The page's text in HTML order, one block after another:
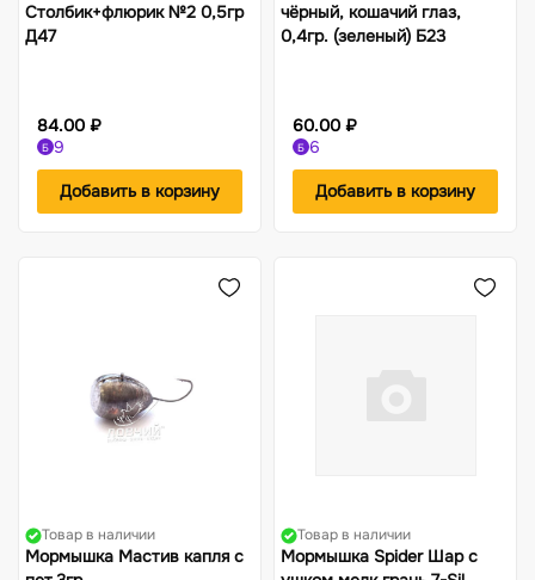
Столбик+флюрик №2 0,5гр
Д47
84.00 ₽
Б 9
Добавить в корзину
чёрный, кошачий глаз,
0,4гр. (зеленый) Б23
60.00 ₽
Б 6
Добавить в корзину
Товар в наличии
Мормышка Мастив капля с
Товар в наличии
Мормышка Spider Шар с